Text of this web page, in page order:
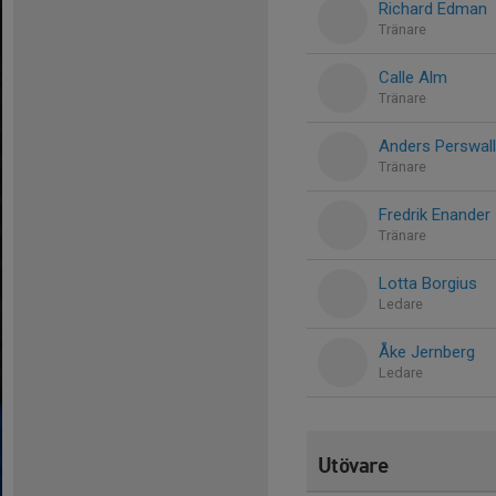
Richard Edman
Tränare
Calle Alm
Tränare
Anders
Tränare
Fredrik Enander
Tränare
Lotta Borgius
Ledare
Åke Jernberg
Ledare
Utövare